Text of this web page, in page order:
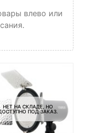
влево или
НЕТ НА СКЛАДЕ, НО
ПОД ЗАКАЗ.